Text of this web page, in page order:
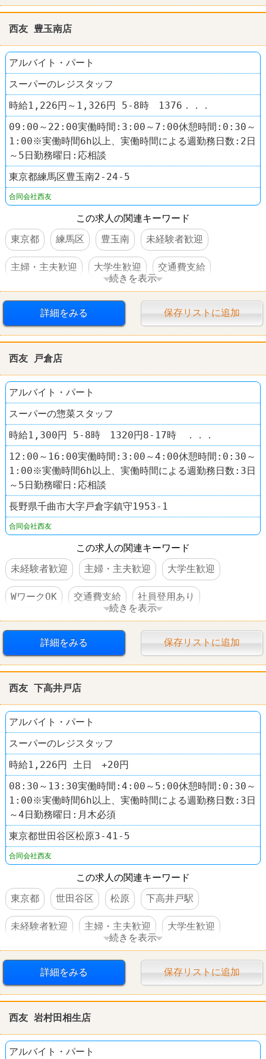
西友 豊玉南店
アルバイト・パート
スーパーのレジスタッフ
時給1,226円～1,326円 5-8時 1376．．．
09:00～22:00実働時間:3:00～7:00休憩時間:0:30～
1:00※実働時間6h以上、実働時間による週勤務日数:2日
～5日勤務曜日:応相談
東京都練馬区豊玉南2-24-5
合同会社西友
この求人の関連キーワード
東京都
練馬区 豊玉南 未経験者歓迎
主婦・主夫歓迎 大学生歓迎 交通費支給
社員登用あり スーパー 西友(SEIYU)
続きを表示
詳細をみる 保存リストに追加
西友 戸倉店
アルバイト・パート
スーパーの惣菜スタッフ
時給1,300円 5-8時 1320円8-17時 ．．．
12:00～16:00実働時間:3:00～4:00休憩時間:0:30～
1:00※実働時間6h以上、実働時間による週勤務日数:3日
～5日勤務曜日:応相談
長野県千曲市大字戸倉字鎮守1953-1
合同会社西友
この求人の関連キーワード
未経験者歓迎
主婦・主夫歓迎 大学生歓迎
WワークOK 交通費支給 社員登用あり
車・バイク通勤可 スーパー 西友(SEIYU)
続きを表示
詳細をみる 保存リストに追加
西友 下高井戸店
アルバイト・パート
スーパーのレジスタッフ
時給1,226円 土日 +20円
08:30～13:30実働時間:4:00～5:00休憩時間:0:30～
1:00※実働時間6h以上、実働時間による週勤務日数:3日
～4日勤務曜日:月木必須
東京都世田谷区松原3-41-5
合同会社西友
この求人の関連キーワード
東京都
世田谷区 松原 下高井戸駅
未経験者歓迎 主婦・主夫歓迎 大学生歓迎
WワークOK 交通費支給 社員登用あり 駅チカ
西友(SEIYU)
続きを表示
詳細をみる 保存リストに追加
西友 岩村田相生店
アルバイト・パート